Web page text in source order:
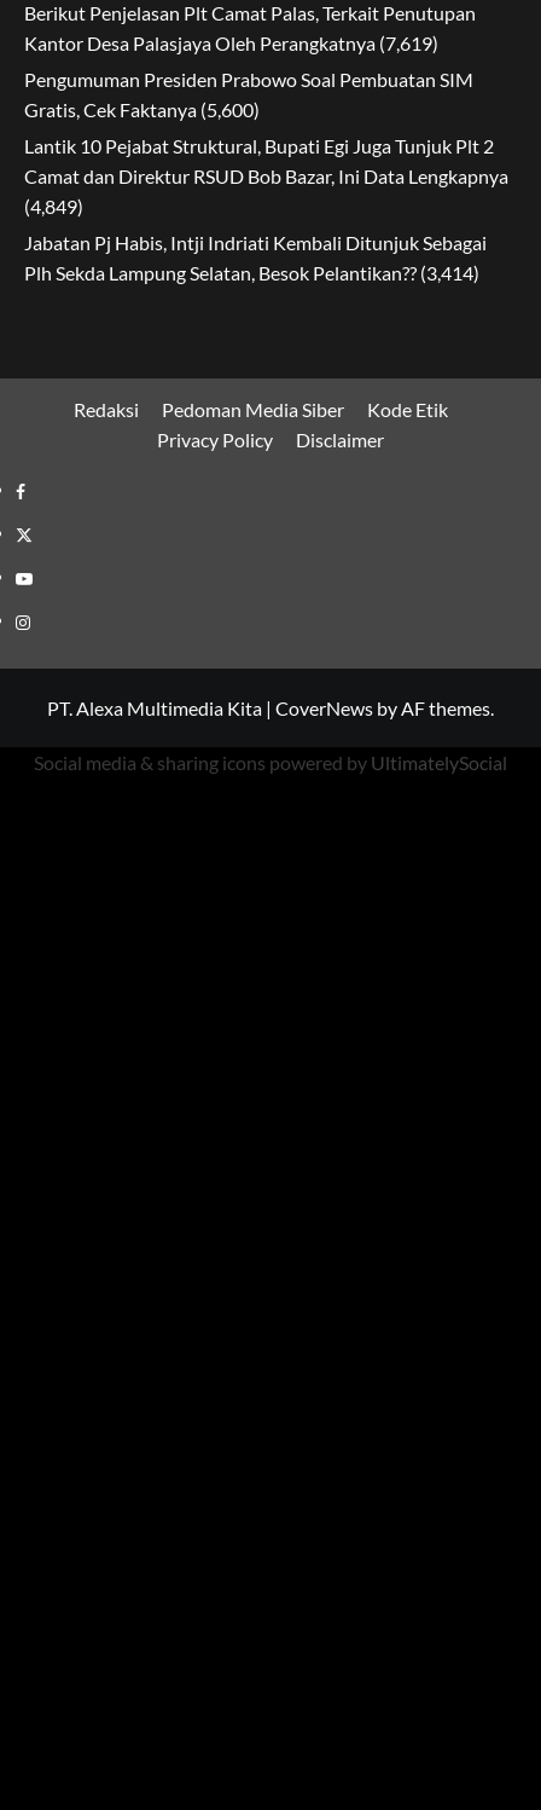
Berikut Penjelasan Plt Camat Palas, Terkait Penutupan
Kantor Desa Palasjaya Oleh Perangkatnya (7,619)
Pengumuman Presiden Prabowo Soal Pembuatan SIM
Gratis, Cek Faktanya (5,600)
Lantik 10 Pejabat Struktural, Bupati Egi Juga Tunjuk Plt 2
Camat dan Direktur RSUD Bob Bazar, Ini Data Lengkapnya
(4,849)
Jabatan Pj Habis, Intji Indriati Kembali Ditunjuk Sebagai
Plh Sekda Lampung Selatan, Besok Pelantikan?? (3,414)
Redaksi Pedoman Media Siber
Kode Etik
Privacy Policy
Disclaimer
Facebook
Twitter
Youtube
Instagram
PT. Alexa Multimedia Kita | CoverNews by AF themes.
Social media & sharing icons powered by UltimatelySocial